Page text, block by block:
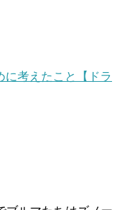
考えたこと【ドラ